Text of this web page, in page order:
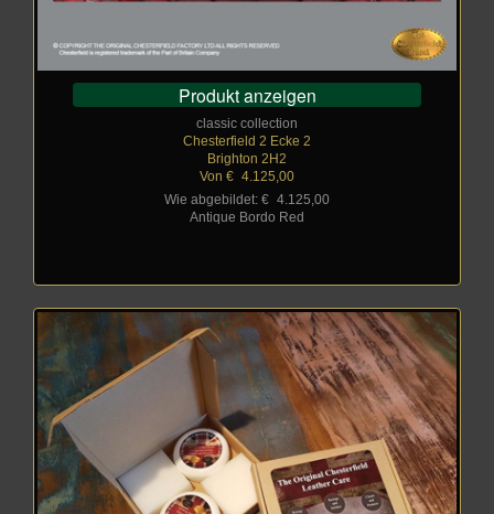
Produkt anzeigen
classic collection
Chesterfield 2 Ecke 2
Brighton 2H2
Von € 4.125,00
Wie abgebildet: € 4.125,00
Antique Bordo Red